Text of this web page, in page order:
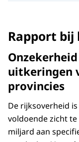
Rapport bij
uitkeringen
provincies
De rijksoverheid
voldoende zicht
miljard aan